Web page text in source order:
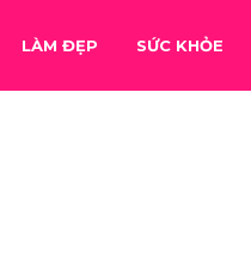
LÀM ĐẸP SỨC KHỎE